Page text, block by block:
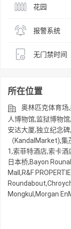
花园
报警系统
无门禁时间
所在位置
奥林匹克体育场
人博物馆,监狱博物
安达大厦,独立纪念
（KandalMarket),
1,索菲特酒店,索卡
日本桥,Bayon
Mall,R&F
Mongkul,Morgan